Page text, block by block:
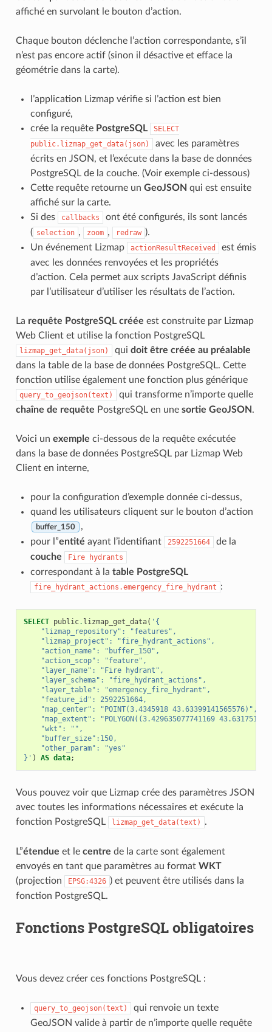
affiché en survolant le bouton d’action.
Chaque bouton déclenche l’action correspondante, s’il
n’est pas encore actif (sinon il désactive et efface la
géométrie dans la carte).
l’application Lizmap vérifie si l’action est bien
configuré,
crée la requête PostgreSQL
SELECT
public.lizmap_get_data(json)
avec les paramètres
écrits en JSON, et l’exécute dans la base de données
PostgreSQL de la couche. (Voir exemple ci-dessous)
Cette requête retourne un GeoJSON qui est ensuite
affiché sur la carte.
Si des
callbacks
ont été configurés, ils sont lancés
( selection , zoom , redraw ).
Un événement Lizmap
actionResultReceived
est émis
avec les données renvoyées et les propriétés
d’action. Cela permet aux scripts JavaScript définis
par l’utilisateur d’utiliser les résultats de l’action.
La requête PostgreSQL créée est construite par Lizmap
Web Client et utilise la fonction PostgreSQL
lizmap_get_data(json) qui doit être créée au préalable
dans la table de la base de données PostgreSQL. Cette
fonction utilise également une fonction plus générique
query_to_geojson(text)
qui transforme n’importe quelle
chaîne de requête PostgreSQL en une sortie GeoJSON.
Voici un exemple ci-dessous de la requête exécutée
dans la base de données PostgreSQL par Lizmap Web
Client en interne,
pour la configuration d’exemple donnée ci-dessus,
quand les utilisateurs cliquent sur le bouton d’action
buffer_150
,
pour l”entité ayant l’identifiant 2592251664
de la
couche
Fire hydrants
correspondant à la table PostgreSQL
fire_hydrant_actions.emergency_fire_hydrant :
SELECT public. lizmap_get_data( '{
    "lizmap_repository": "features",
    "lizmap_project": "fire_hydrant_actions",
    "action_name": "buffer_150",
    "action_scop": "feature",
    "layer_name": "Fire hydrant",
    "layer_schema": "fire_hydrant_actions",
    "layer_table": "emergency_fire_hydrant",
    "feature_id": 2592251664,
    "map_center": "POINT(3.4345918 43.63399141565576)",
"map_extent": "POLYGON((3.429635077741169
    "wkt": "",
    "buffer_size":150,
    "other_param": "yes"
}' ) AS data;
Vous pouvez voir que Lizmap crée des paramètres JSON
avec toutes les informations nécessaires et exécute la
fonction PostgreSQL
lizmap_get_data(text) .
L”étendue et le centre de la carte sont également
envoyés en tant que paramètres au format WKT
(projection
EPSG:4326 ) et peuvent être utilisés dans la
fonction PostgreSQL.
Fonctions PostgreSQL obligatoires
Vous devez créer ces fonctions PostgreSQL :
query_to_geojson(text)
qui renvoie un texte
GeoJSON valide à partir de n’importe quelle requête